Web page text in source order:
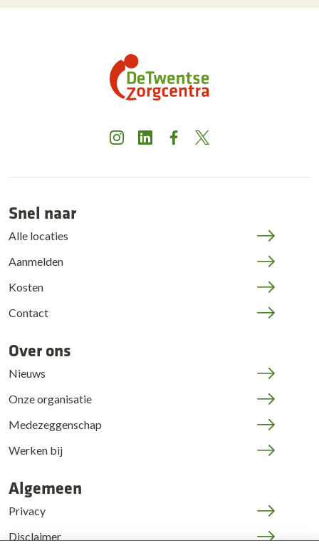
InstagramLinkedInFacebook
X
Snel naar
Alle locaties
Aanmelden
Kosten
Contact
Over ons
Nieuws
Onze organisatie
Medezeggenschap
Werken bij
Algemeen
Privacy
Disclaimer